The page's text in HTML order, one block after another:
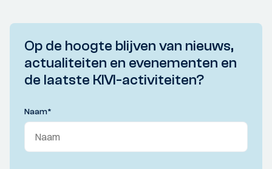
Op de hoogte blijven van nieuws,
actualiteiten en evenementen en
de laatste KIVI-activiteiten?
Naam*